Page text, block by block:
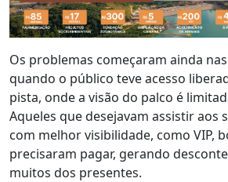
Os problemas começaram ainda
quando o público teve acesso
pista, onde a visão do palco é
Aqueles que desejavam assistir aos
com melhor visibilidade, como VIP,
precisaram pagar, gerando
muitos dos presentes.